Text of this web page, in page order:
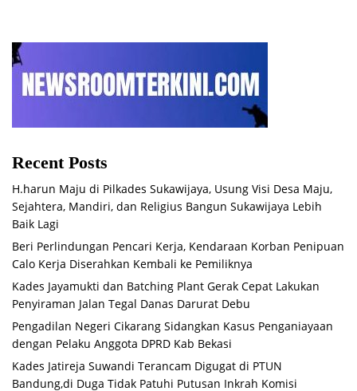
Recent Posts
H.harun Maju di Pilkades Sukawijaya, Usung Visi Desa Maju,
Sejahtera, Mandiri, dan Religius Bangun Sukawijaya Lebih
Baik Lagi
Beri Perlindungan Pencari Kerja, Kendaraan Korban Penipuan
Calo Kerja Diserahkan Kembali ke Pemiliknya
Kades Jayamukti dan Batching Plant Gerak Cepat Lakukan
Penyiraman Jalan Tegal Danas Darurat Debu
Pengadilan Negeri Cikarang Sidangkan Kasus Penganiayaan
dengan Pelaku Anggota DPRD Kab Bekasi
Kades Jatireja Suwandi Terancam Digugat di PTUN
Bandung,di Duga Tidak Patuhi Putusan Inkrah Komisi